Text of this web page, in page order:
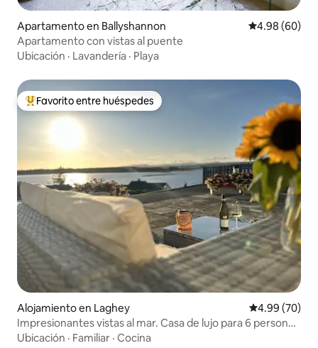
Apartamento en Ballyshannon Calificación
4.98 (60)
Apartamento con vistas al puente
Ubicación · Lavandería · Playa
Favorito entre huéspedes preferido
Favorito entre huéspedes
Alojamiento en Laghey Calificación
4.99 (70)
Impresionantes vistas al mar. Casa de lujo para 6 personas
cerca de la playa
Ubicación · Familiar · Cocina